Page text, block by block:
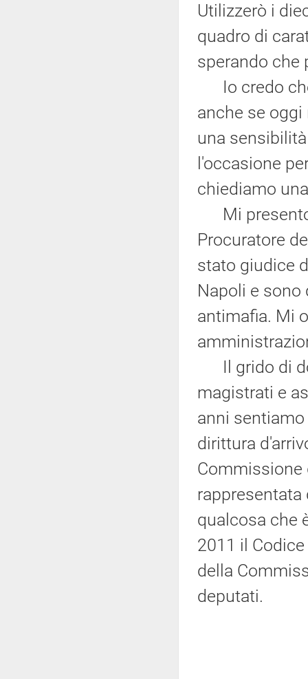
Utilizzerò i
quadro di
sperando che
Io credo
anche se
una
l'occasione
chiediamo
Mi
Procuratore
stato giudice
Napoli e
antimafia. Mi
Il grido di
magistrati e
anni
dirittura
Commissione
qualcosa che
2011 il
della
deputati.